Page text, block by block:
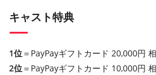
キャスト特典
1位＝PayPayギフトカード 20,000円
2位＝PayPayギフトカード 10,000円